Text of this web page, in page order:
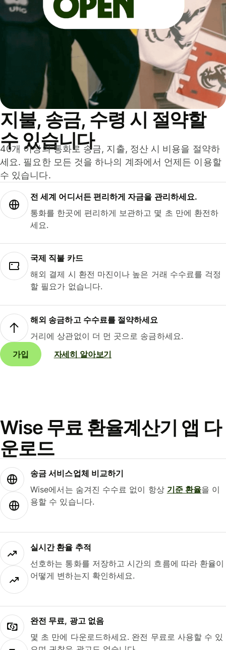
지불, 송금, 수령 시 절약할
수 있습니다
40개 이상의 통화로 송금, 지출, 정산 시 비용을 절약하
세요. 필요한 모든 것을 하나의 계좌에서 언제든 이용할
수 있습니다.
전 세계 어디서든 편리하게 자금을 관리하세요.
통화를 한곳에 편리하게 보관하고 몇 초 만에 환전하
세요.
국제 직불 카드
해외 결제 시 환전 마진이나 높은 거래 수수료를 걱정
할 필요가 없습니다.
해외 송금하고 수수료를 절약하세요
거리에 상관없이 더 먼 곳으로 송금하세요.
가입
자세히 알아보기
Wise 무료 환율계산기 앱 다
운로드
송금 서비스업체 비교하기
Wise에서는 숨겨진 수수료 없이 항상 기준 환율을 이
용할 수 있습니다.
실시간 환율 추적
선호하는 통화를 저장하고 시간의 흐름에 따라 환율이
어떻게 변하는지 확인하세요.
완전 무료, 광고 없음
몇 초 만에 다운로드하세요. 완전 무료로 사용할 수 있